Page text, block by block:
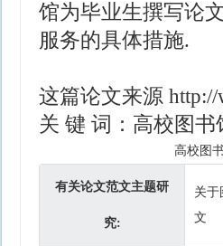
馆为毕业生撰写论
服务的具体措施.
这篇论文来源 http://
关 键 词：高校图
高校图
有关论文范文主题研
究:
关于
文